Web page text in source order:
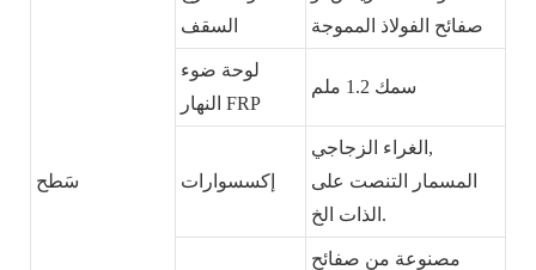
سَطح
صفائح الفولاذ المموجة
لوحة ضوء
النهار FRP
سمك 1.2 ملم
إكسسوارات
الغراء الزجاجي,
المسمار التنصت على
الذات الخ.
مصنوعة من صفائح